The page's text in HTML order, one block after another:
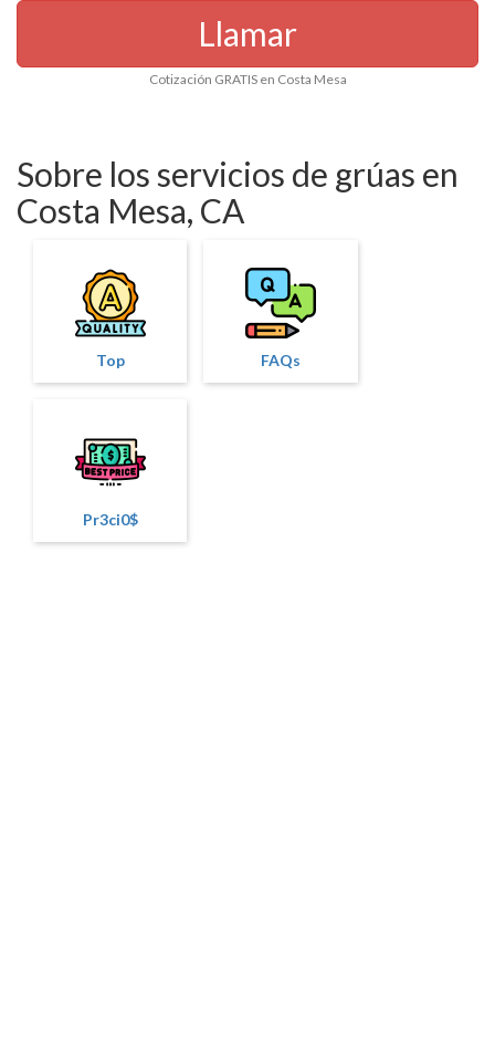
Llamar
Cotización GRATIS en Costa Mesa
Sobre los servicios de grúas en
Costa Mesa, CA
Top FAQs
Pr3ci0$